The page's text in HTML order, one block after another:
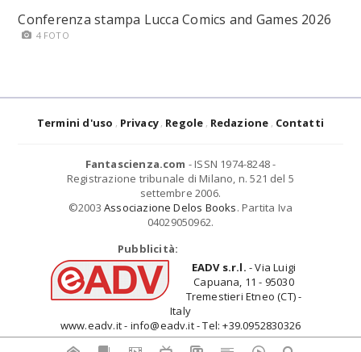
Conferenza stampa Lucca Comics and Games 2026
4 FOTO
Termini d'uso Privacy Regole Redazione Contatti
Fantascienza.com - ISSN 1974-8248 -
Registrazione tribunale di Milano, n. 521 del 5
settembre 2006.
©2003 Associazione Delos Books. Partita Iva
04029050962.
Pubblicità:
EADV s.r.l. - Via Luigi
Capuana, 11 - 95030
Tremestieri Etneo (CT) -
Italy
www.eadv.it - info@eadv.it - Tel: +39.0952830326